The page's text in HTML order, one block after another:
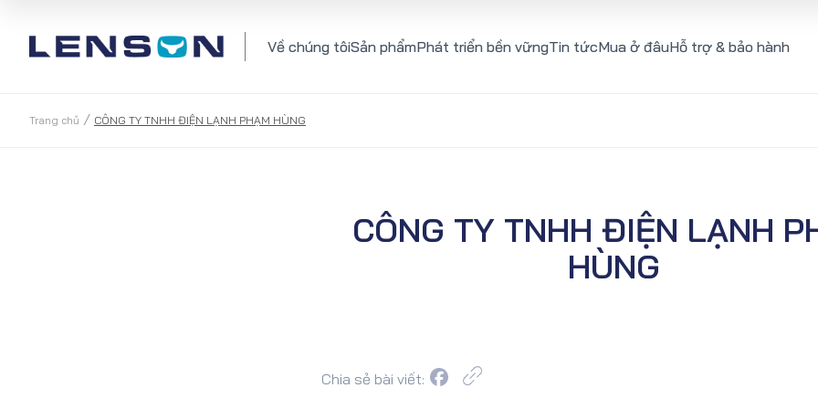
Về chúng tôiSản phẩmPhát triển bền vữngTin tứcMua ở đâuHỗ trợ & bảo hành
Trang chủ / CÔNG TY TNHH ĐIỆN LẠNH PHẠM HÙNG
CÔNG TY TNHH ĐIỆN LẠNH
HÙNG
Chia sẻ bài viết: